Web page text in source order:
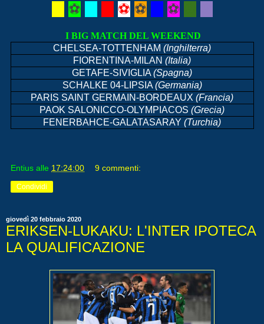
⚽ ⚽ ⚽ ⚽
I BIG MATCH DEL WEEKEND
CHELSEA-TOTTENHAM (Inghilterra)
FIORENTINA-MILAN (Italia)
GETAFE-SIVIGLIA(Spagna)
SCHALKE 04-LIPSIA(Germania)
PARIS SAINT GERMAIN-BORDEAUX (Francia)
PAOK SALONICCO-OLYMPIACOS (Grecia)
FENERBAHCE-GALATASARAY (Turchia)
Entius alle 17:24:00 9 commenti:
Condividi
giovedì 20 febbraio 2020
ERIKSEN-LUKAKU: L'INTER IPOTECA
LA QUALIFICAZIONE